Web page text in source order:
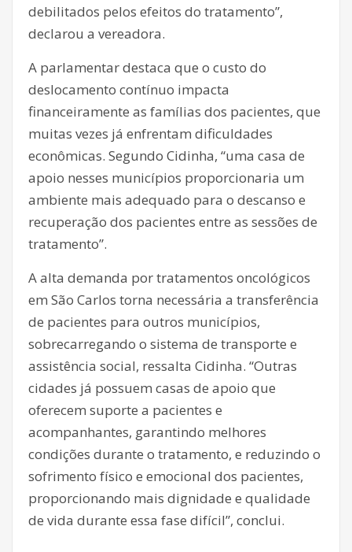
debilitados pelos efeitos do tratamento”,
declarou a vereadora.
A parlamentar destaca que o custo do
deslocamento contínuo impacta
financeiramente as famílias dos pacientes, que
muitas vezes já enfrentam dificuldades
econômicas. Segundo Cidinha, “uma casa de
apoio nesses municípios proporcionaria um
ambiente mais adequado para o descanso e
recuperação dos pacientes entre as sessões de
tratamento”.
A alta demanda por tratamentos oncológicos
em São Carlos torna necessária a transferência
de pacientes para outros municípios,
sobrecarregando o sistema de transporte e
assistência social, ressalta Cidinha. “Outras
cidades já possuem casas de apoio que
oferecem suporte a pacientes e
acompanhantes, garantindo melhores
condições durante o tratamento, e reduzindo o
sofrimento físico e emocional dos pacientes,
proporcionando mais dignidade e qualidade
de vida durante essa fase difícil”, conclui.